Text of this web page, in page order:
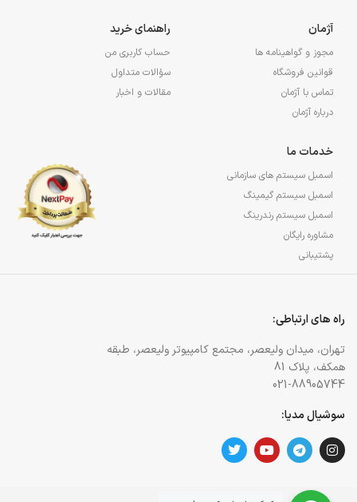
آژمان
مجوز و گواهینامه ها
قوانین فروشگاه
تماس با آژمان
درباره آژمان
راهنمای خرید
حساب کاربری من
سؤالات متداول
مقالات و اخبار
خدمات ما
اسمبل سیستم های سازمانی
اسمبل سیستم گیمینگ
اسمبل سیستم رندرینگ
مشاوره رایگان
پشتیبانی
راه های ارتباطی:
تهران، میدان ولیعصر، مجتمع کامپیوتر ولیعصر، طبقه
همکف، پلاک 81
021-88905744
سوشیال مدیا: